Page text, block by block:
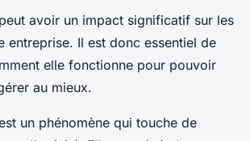
avoir un impact significatif sur les
entreprise. Il est donc essentiel de
elle fonctionne pour pouvoir
au mieux.
un phénomène qui touche de